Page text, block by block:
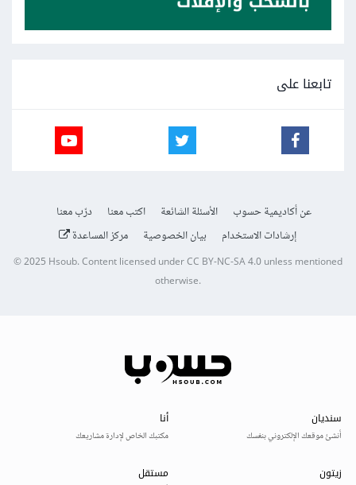
تابعنا على
عن أكاديمية حسوب الأسئلة الشائعة اكتب معنا
درّب معنا
إرشادات الاستخدام
بيان الخصوصية مركز المساعدة
© 2025Hsoub.Content licensed underCC BY-NC-SA 4.0unless mentioned
otherwise.